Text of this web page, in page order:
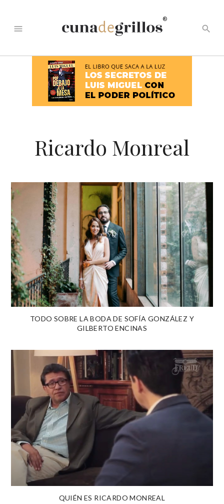
menu
®
search
Ricardo Monreal
TODO SOBRE LA BODA DE SOFÍA GONZÁLEZ Y
GILBERTO ENCINAS
QUIÉN ES RICARDO MONREAL